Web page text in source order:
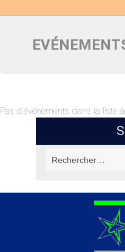
Pas d'événements dans la liste